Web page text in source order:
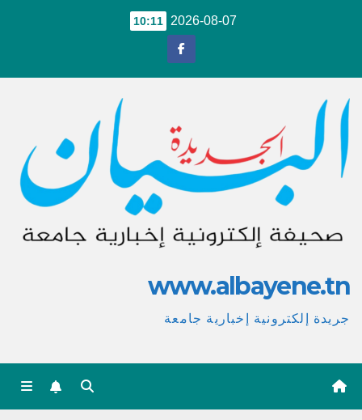
2026-08-07
10:11
www.albayene.tn
جريدة إلكترونية إخبارية جامعة